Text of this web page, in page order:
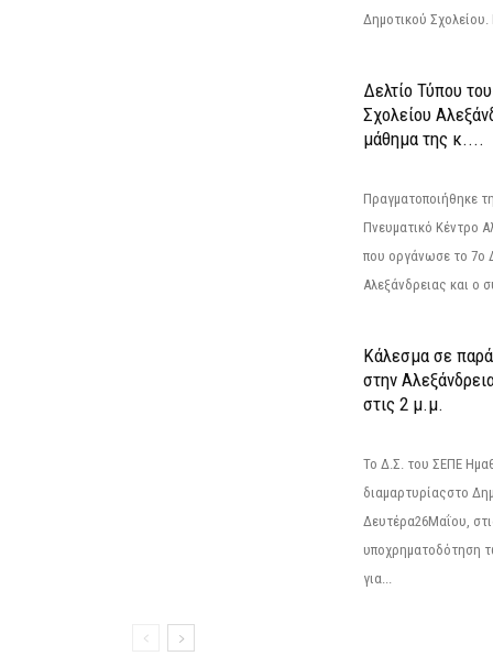
Δημοτικού Σχολείου.
Δελτίο Τύπου
Σχολείου
μάθημα της κ....
Πραγματοποιήθηκε
Πνευματικό Κέντρο
που οργάνωσε το 7ο
Αλεξάνδρειας και ο
Κάλεσμα σε
στην
στις 2 μ.μ.
Το Δ.Σ. του ΣΕΠΕ
διαμαρτυρίαςστο
Δευτέρα26Μαΐου,
υποχρηματοδότηση
για...